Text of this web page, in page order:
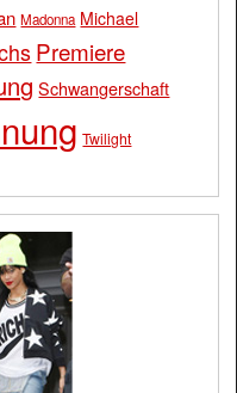
Madonna Michael
Premiere
Schwangerschaft
Twilight